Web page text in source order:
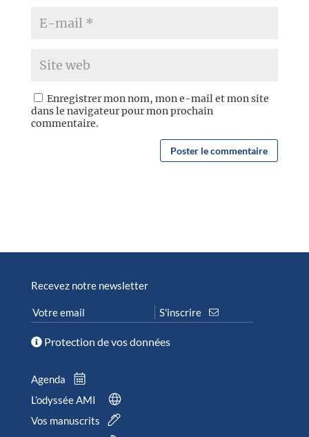
Enregistrer mon nom, mon e-mail et mon site
dans le navigateur pour mon prochain
commentaire.
Recevez notre newsletter
Protection de vos données
Agenda
L’odyssée AMI
Vos manuscrits